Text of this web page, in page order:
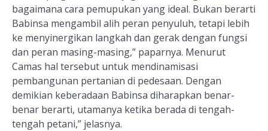
bagaimana cara pemupukan yang ideal. Bukan berarti
Babinsa mengambil alih peran penyuluh, tetapi lebih
ke menyinergikan langkah dan gerak dengan fungsi
dan peran masing-masing,” paparnya. Menurut
Camas hal tersebut untuk mendinamisasi
pembangunan pertanian di pedesaan. Dengan
demikian keberadaan Babinsa diharapkan benar-
benar berarti, utamanya ketika berada di tengah-
tengah petani,” jelasnya.